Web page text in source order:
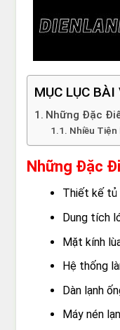
MỤC LỤC BÀI
Những Đặc
Nhiều Tiện
Những Đặc
Thiết kế tủ
Dung tích
Mặt kính
Hệ thống
Dàn lạnh
Máy nén